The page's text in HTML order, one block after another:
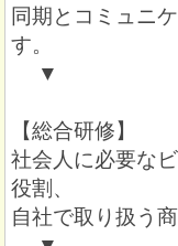
同期とコミュニ
す。
▼
【総合研修】
社会人に必要な
役割、
自社で取り扱う